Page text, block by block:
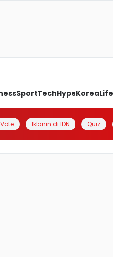
SportTechHypeKoreaLife
Iklanin di IDN Quiz